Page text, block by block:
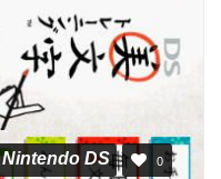
Nintendo DS 0